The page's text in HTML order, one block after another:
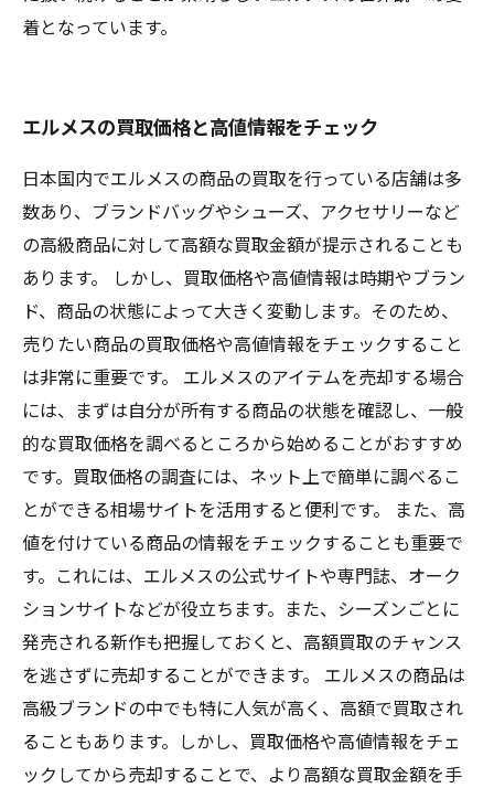
着となっています。
エルメスの買取価格と高値情報をチェック
日本国内でエルメスの商品の買取を行っている店舗は多
数あり、ブランドバッグやシューズ、アクセサリーなど
の高級商品に対して高額な買取金額が提示されることも
あります。 しかし、買取価格や高値情報は時期やブラン
ド、商品の状態によって大きく変動します。そのため、
売りたい商品の買取価格や高値情報をチェックすること
は非常に重要です。 エルメスのアイテムを売却する場合
には、まずは自分が所有する商品の状態を確認し、一般
的な買取価格を調べるところから始めることがおすすめ
です。買取価格の調査には、ネット上で簡単に調べるこ
とができる相場サイトを活用すると便利です。 また、高
値を付けている商品の情報をチェックすることも重要で
す。これには、エルメスの公式サイトや専門誌、オーク
ションサイトなどが役立ちます。また、シーズンごとに
発売される新作も把握しておくと、高額買取のチャンス
を逃さずに売却することができます。 エルメスの商品は
高級ブランドの中でも特に人気が高く、高額で買取され
ることもあります。しかし、買取価格や高値情報をチェ
ックしてから売却することで、より高額な買取金額を手